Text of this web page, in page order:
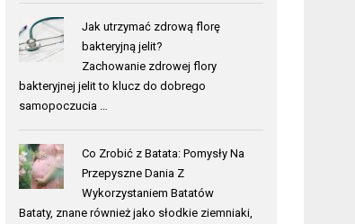
Jak utrzymać zdrową florę
bakteryjną jelit?
Zachowanie zdrowej flory
bakteryjnej jelit to klucz do dobrego
samopoczucia …
Co Zrobić z Batata: Pomysły Na
Przepyszne Dania Z
Wykorzystaniem Batatów
Bataty, znane również jako słodkie ziemniaki,